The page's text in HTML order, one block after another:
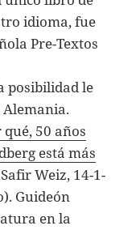
idioma, fue
Pre-Textos
posibilidad le
50 años
está más
Weiz, 14-1-
Guideón
en la